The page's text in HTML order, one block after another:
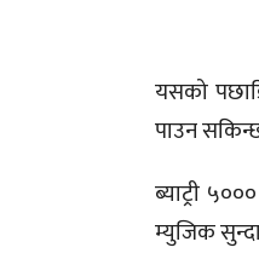
यसको
पाउन
ब्याट्री
म्युजिक